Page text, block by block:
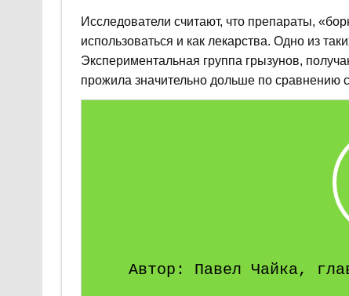
Исследователи считают, что препараты,
использоваться и как лекарства. Одно из
Экспериментальная группа грызунов,
прожила значительно дольше по сравнению
Автор: Павел Чайка,